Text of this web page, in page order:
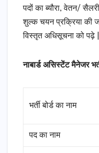
पदों का ब्यौरा, वेतन/
शुल्क चयन प्रक्रिया की
विस्तृत अधिसूचना को पढ़े |
नाबार्ड असिस्टेंट मैनेजर
भर्ती बोर्ड का नाम
पद का नाम